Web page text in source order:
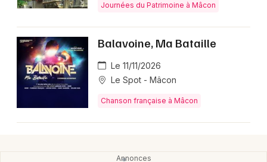
Journées du Patrimoine à Mâcon
Balavoine, Ma Bataille
Le 11/11/2026
Le Spot - Mâcon
Chanson française à Mâcon